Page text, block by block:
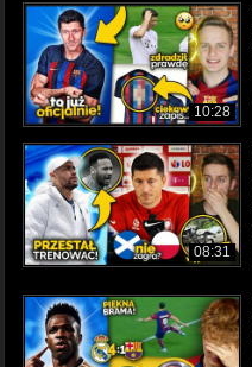
10:28
08:31